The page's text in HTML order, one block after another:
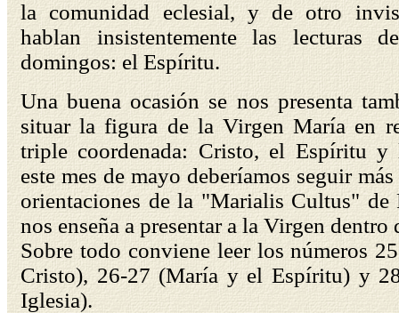
la comunidad eclesial, y de otro
hablan insistentemente las lecturas
domingos: el Espíritu.
Una buena ocasión se nos presenta
situar la figura de la Virgen María en
triple coordenada: Cristo, el Espíritu y
este mes de mayo deberíamos seguir
orientaciones de la "Marialis Cultus" de
nos enseña a presentar a la Virgen dentro
Sobre todo conviene leer los números
Cristo), 26-27 (María y el Espíritu) y
Iglesia).